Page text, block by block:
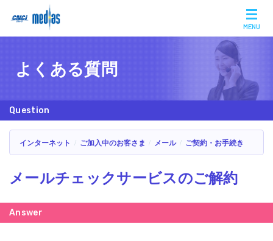
MENU
よくある質問
インターネット ご加入中のお客さま メール ご契約・お手続き
メールチェックサービスのご解約